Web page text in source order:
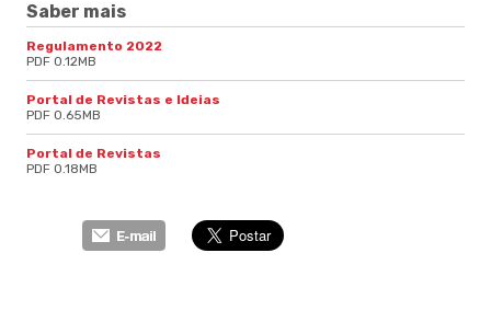
Saber mais
Regulamento 2022
PDF 0.12MB
Portal de Revistas e Ideias
PDF 0.65MB
Portal de Revistas
PDF 0.18MB